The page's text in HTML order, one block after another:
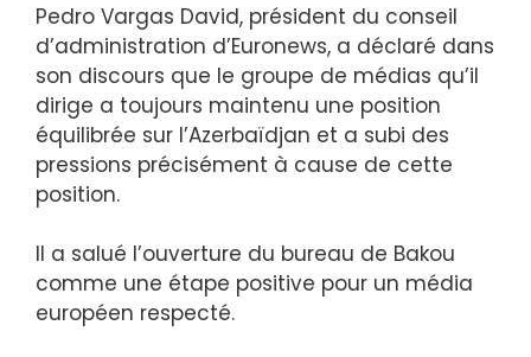
Pedro Vargas David, président du conseil
d’administration d’Euronews, a déclaré dans
son discours que le groupe de médias qu’il
dirige a toujours maintenu une position
équilibrée sur l’Azerbaïdjan et a subi des
pressions précisément à cause de cette
position.
Il a salué l’ouverture du bureau de Bakou
comme une étape positive pour un média
européen respecté.